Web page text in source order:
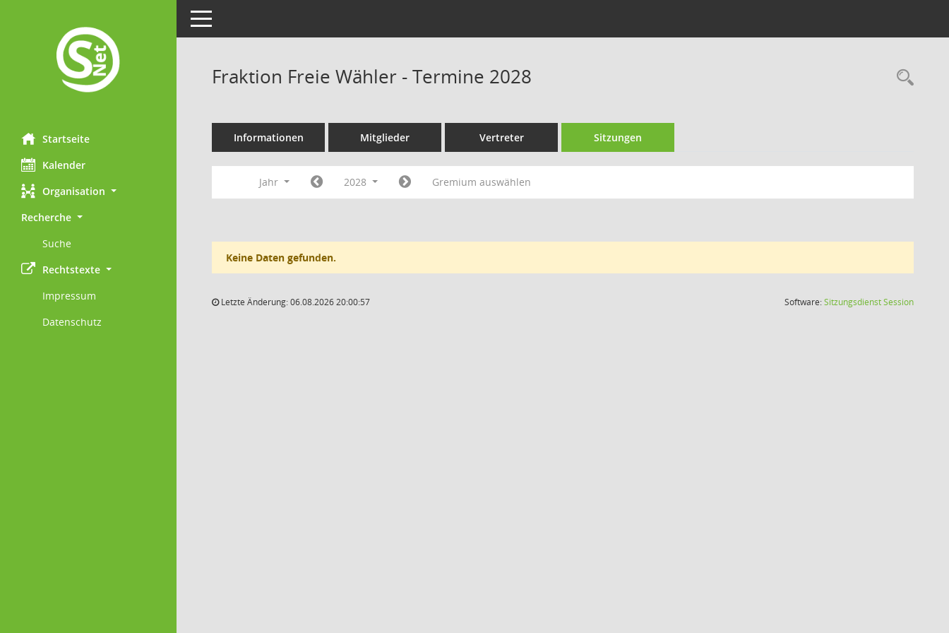
Startseite
Kalender
Organisation
Recherche
Suche
Rechtstexte
Impressum
Datenschutz
Toggle navigation
Fraktion Freie Wähler - Termine 2028
Informationen Mitglieder Vertreter Sitzungen
Jahr 2028 Gremium auswählen
Keine Daten gefunden.
Letzte Änderung: 06.08.2026 20:00:57 Software:SitzungsdienstSession(Wird in